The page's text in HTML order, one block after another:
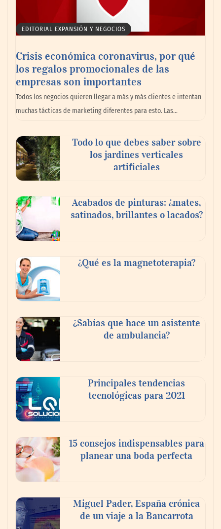
La omnicanalidad redefine la forma de
planear viajes en México
buscan proyectar talento mexicano y
fortalecer el turismo médico
En el Día de la Cerveza, Grupo Modelo
mundo elige para reunirse: 7 de cada 10 la
escogen
compromiso para el eclipse solar del 12 de
agosto
EDITORIAL EXPANSIÓN Y NEGOCIOS
Crisis económica coronavirus, por qué
los regalos promocionales de las
empresas son importantes
Todos los negocios quieren llegar a más y más clientes e intentan
muchas tácticas de marketing diferentes para esto. Las…
Todo lo que debes saber sobre
los jardines verticales
artificiales
Acabados de pinturas: ¿mates,
satinados, brillantes o lacados?
¿Qué es la magnetoterapia?
¿Sabías que hace un asistente
de ambulancia?
Principales tendencias
tecnológicas para 2021
15 consejos indispensables para
planear una boda perfecta
Miguel Pader, España crónica
de un viaje a la Bancarrota